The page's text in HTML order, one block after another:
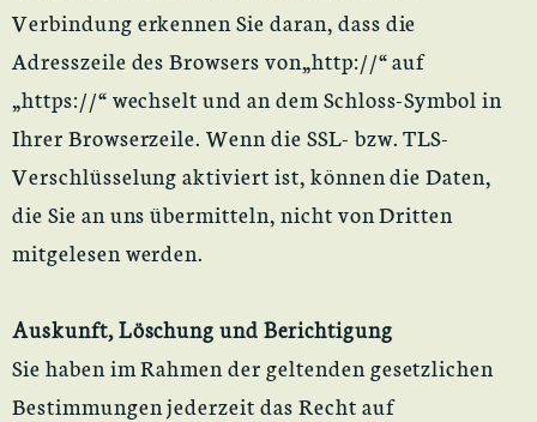
Verbindung erkennen Sie daran, dass die
Adresszeile des Browsers von„http://“ auf
„https://“ wechselt und an dem Schloss-Symbol in
Ihrer Browserzeile. Wenn die SSL- bzw. TLS-
Verschlüsselung aktiviert ist, können die Daten,
die Sie an uns übermitteln, nicht von Dritten
mitgelesen werden.
Auskunft, Löschung und Berichtigung
Sie haben im Rahmen der geltenden gesetzlichen
Bestimmungen jederzeit das Recht auf